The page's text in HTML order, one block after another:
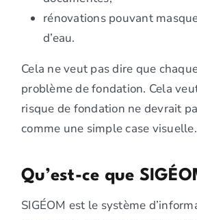
rénovations pouvant
d’eau.
Cela ne veut pas dire que
problème de fondation. Cela
risque de fondation ne devrait
comme une simple case visuelle.
Qu’est-ce que
SIGÉOM est le système